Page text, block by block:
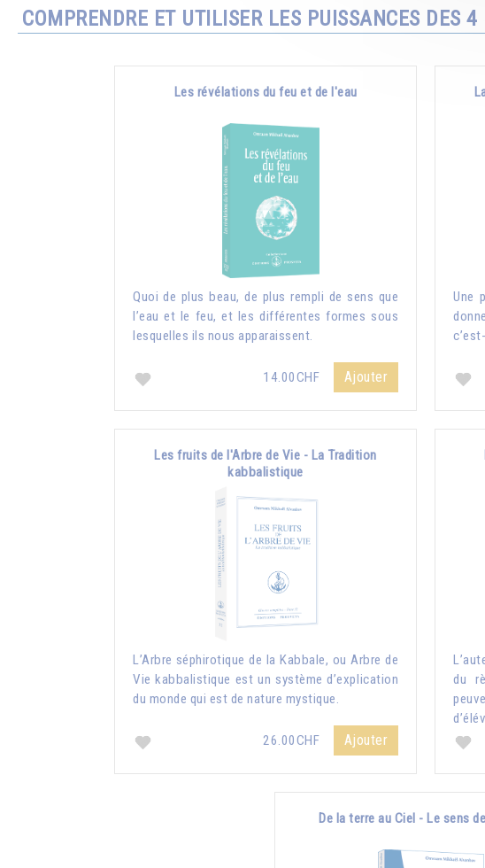
COMPRENDRE ET UTILISER LES PUISSANCES DES
Les révélations du feu et de l'eau
Quoi de plus beau, de plus rempli de sens que
l’eau et le feu, et les différentes formes sous
lesquelles ils nous apparaissent.
14.00CHF Ajouter
Une
Les fruits de l'Arbre de Vie - La Tradition
kabbalistique
L’Arbre séphirotique de la Kabbale, ou Arbre de
Vie kabbalistique est un système d’explication
du monde qui est de nature mystique.
26.00CHF Ajouter
du
De la terre au Ciel - Le sens